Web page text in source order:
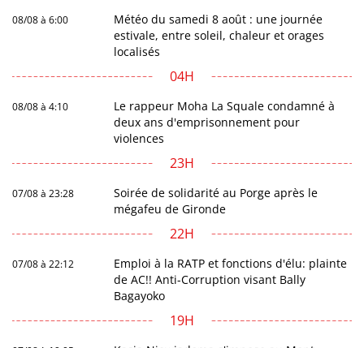
08/08 à 6:00
Météo du samedi 8 août : une journée
estivale, entre soleil, chaleur et orages
localisés
04H
08/08 à 4:10
Le rappeur Moha La Squale condamné à
deux ans d'emprisonnement pour
violences
23H
07/08 à 23:28
Soirée de solidarité au Porge après le
mégafeu de Gironde
22H
07/08 à 22:12
Emploi à la RATP et fonctions d'élu: plainte
de AC!! Anti-Corruption visant Bally
Bagayoko
19H